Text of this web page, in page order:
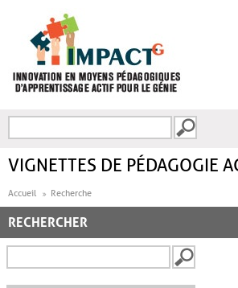
FORMULAIRE DE
VIGNETTES DE PÉDAGOGIE
Accueil Recherche
RECHERCHER